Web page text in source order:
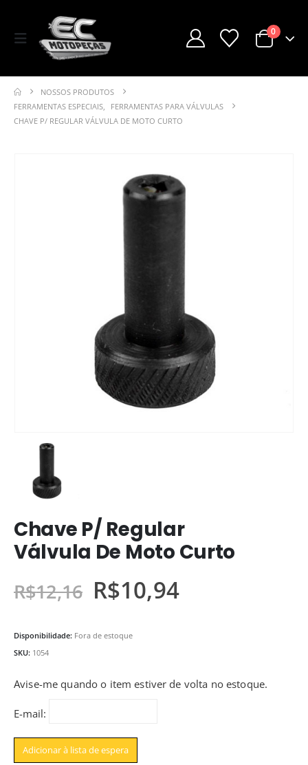
0
NOSSOS PRODUTOS
FERRAMENTAS ESPECIAIS,
FERRAMENTAS PARA VÁLVULAS
CHAVE P/ REGULAR VÁLVULA DE MOTO CURTO
Chave P/ Regular
Válvula De Moto Curto
R$12,16 R$10,94
Disponibilidade: Fora de estoque
SKU: 1054
Avise-me quando o item estiver de volta no estoque.
E-mail: